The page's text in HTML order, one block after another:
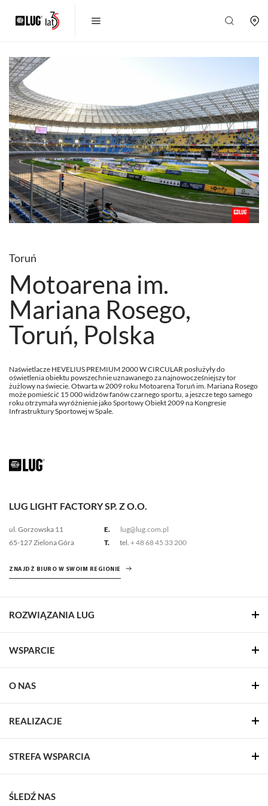
Toruń
Motoarena im.
Mariana Rosego,
Toruń, Polska
Naświetlacze HEVELIUS PREMIUM 2000 W CIRCULAR posłużyły do
oświetlenia obiektu powszechnie uznawanego za najnowocześniejszy tor
żużlowy na świecie. Otwarta w 2009 roku Motoarena Toruń im. Mariana Rosego
może pomieścić 15 000 widzów fanów czarnego sportu, a jeszcze tego samego
roku otrzymała wyróżnienie jako Sportowy Obiekt 2009 na Kongresie
Infrastruktury Sportowej w Spale.
LUG LIGHT FACTORY SP. Z O.O.
ul. Gorzowska 11
65-127 Zielona Góra
E.
lug@lug.com.pl
T.
tel. + 48 68 45 33 200
ZNAJDŹ BIURO W SWOIM REGIONIE
ROZWIĄZANIA LUG
WSPARCIE
O NAS
REALIZACJE
STREFA WSPARCIA
ŚLEDŹ NAS